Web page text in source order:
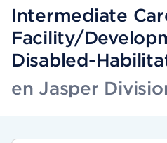
Intermediate
Facility/
Disabled-
en Jasper